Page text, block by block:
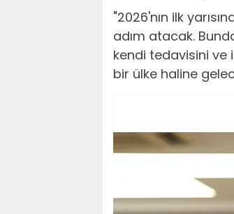
"2026'nın ilk
adım atacak.
kendi tedavisini ve
bir ülke haline